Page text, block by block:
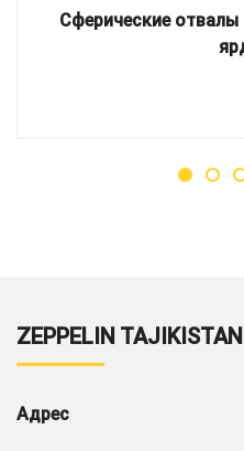
Сферические
ZEPPELIN TAJIKISTAN
Адрес